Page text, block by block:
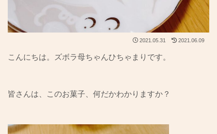
2021.05.31 2021.06.09
こんにちは。ズボラ母ちゃんひちゃまりです。
皆さんは、このお菓子、何だかわかりますか？